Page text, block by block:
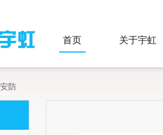
首页 关于宇虹
防